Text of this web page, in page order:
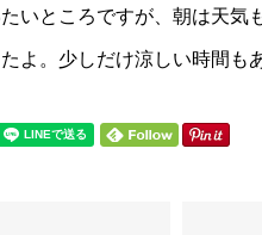
ところですが、朝は天気
よ。少しだけ涼しい時間も